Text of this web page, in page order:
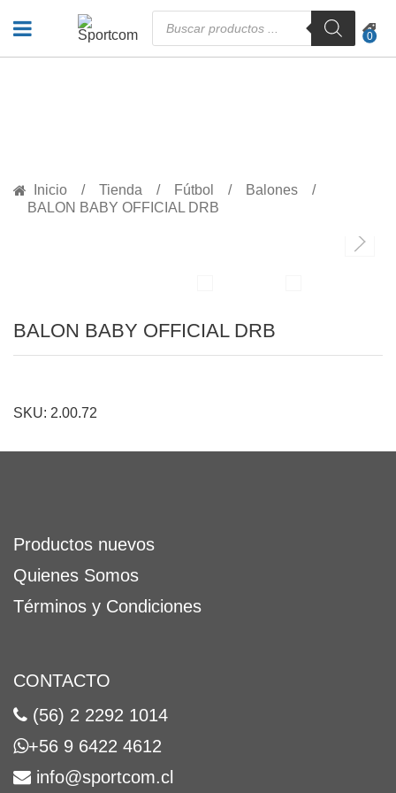
Búsqueda
de
productos
0
Inicio Tienda Fútbol
Balones
BALON BABY OFFICIAL DRB
BALON BABY OFFICIAL DRB
SKU: 2.00.72
Productos nuevos
Quienes Somos
Términos y Condiciones
CONTACTO
(56) 2 2292 1014
+56 9 6422 4612
info@sportcom.cl